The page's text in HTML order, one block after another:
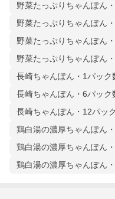
野菜たっぷりちゃんぽん
野菜たっぷりちゃんぽん
野菜たっぷりちゃんぽん
野菜たっぷりちゃんぽん
長崎ちゃんぽん・1パック
長崎ちゃんぽん・6パック
長崎ちゃんぽん・12パッ
鶏白湯の濃厚ちゃんぽん
鶏白湯の濃厚ちゃんぽん
鶏白湯の濃厚ちゃんぽん